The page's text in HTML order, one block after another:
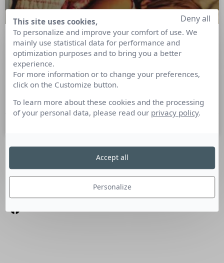
Peluches en danger
Hier, 10 décembre, avait lieu la Journée internationale des
droits des animaux! Découvrez les affiches de One Voice qui
SUIVEZ-NOUS
This site uses cookies,
To personalize and improve your comfort of use. We
mainly use statistical data for performance and
optimization purposes and to bring you a better
experience.
For more information or to change your preferences,
click on the Customize button.
To learn more about these cookies and the processing
of your personal data, please read our privacy policy.
Personalize
Deny all
Accept all